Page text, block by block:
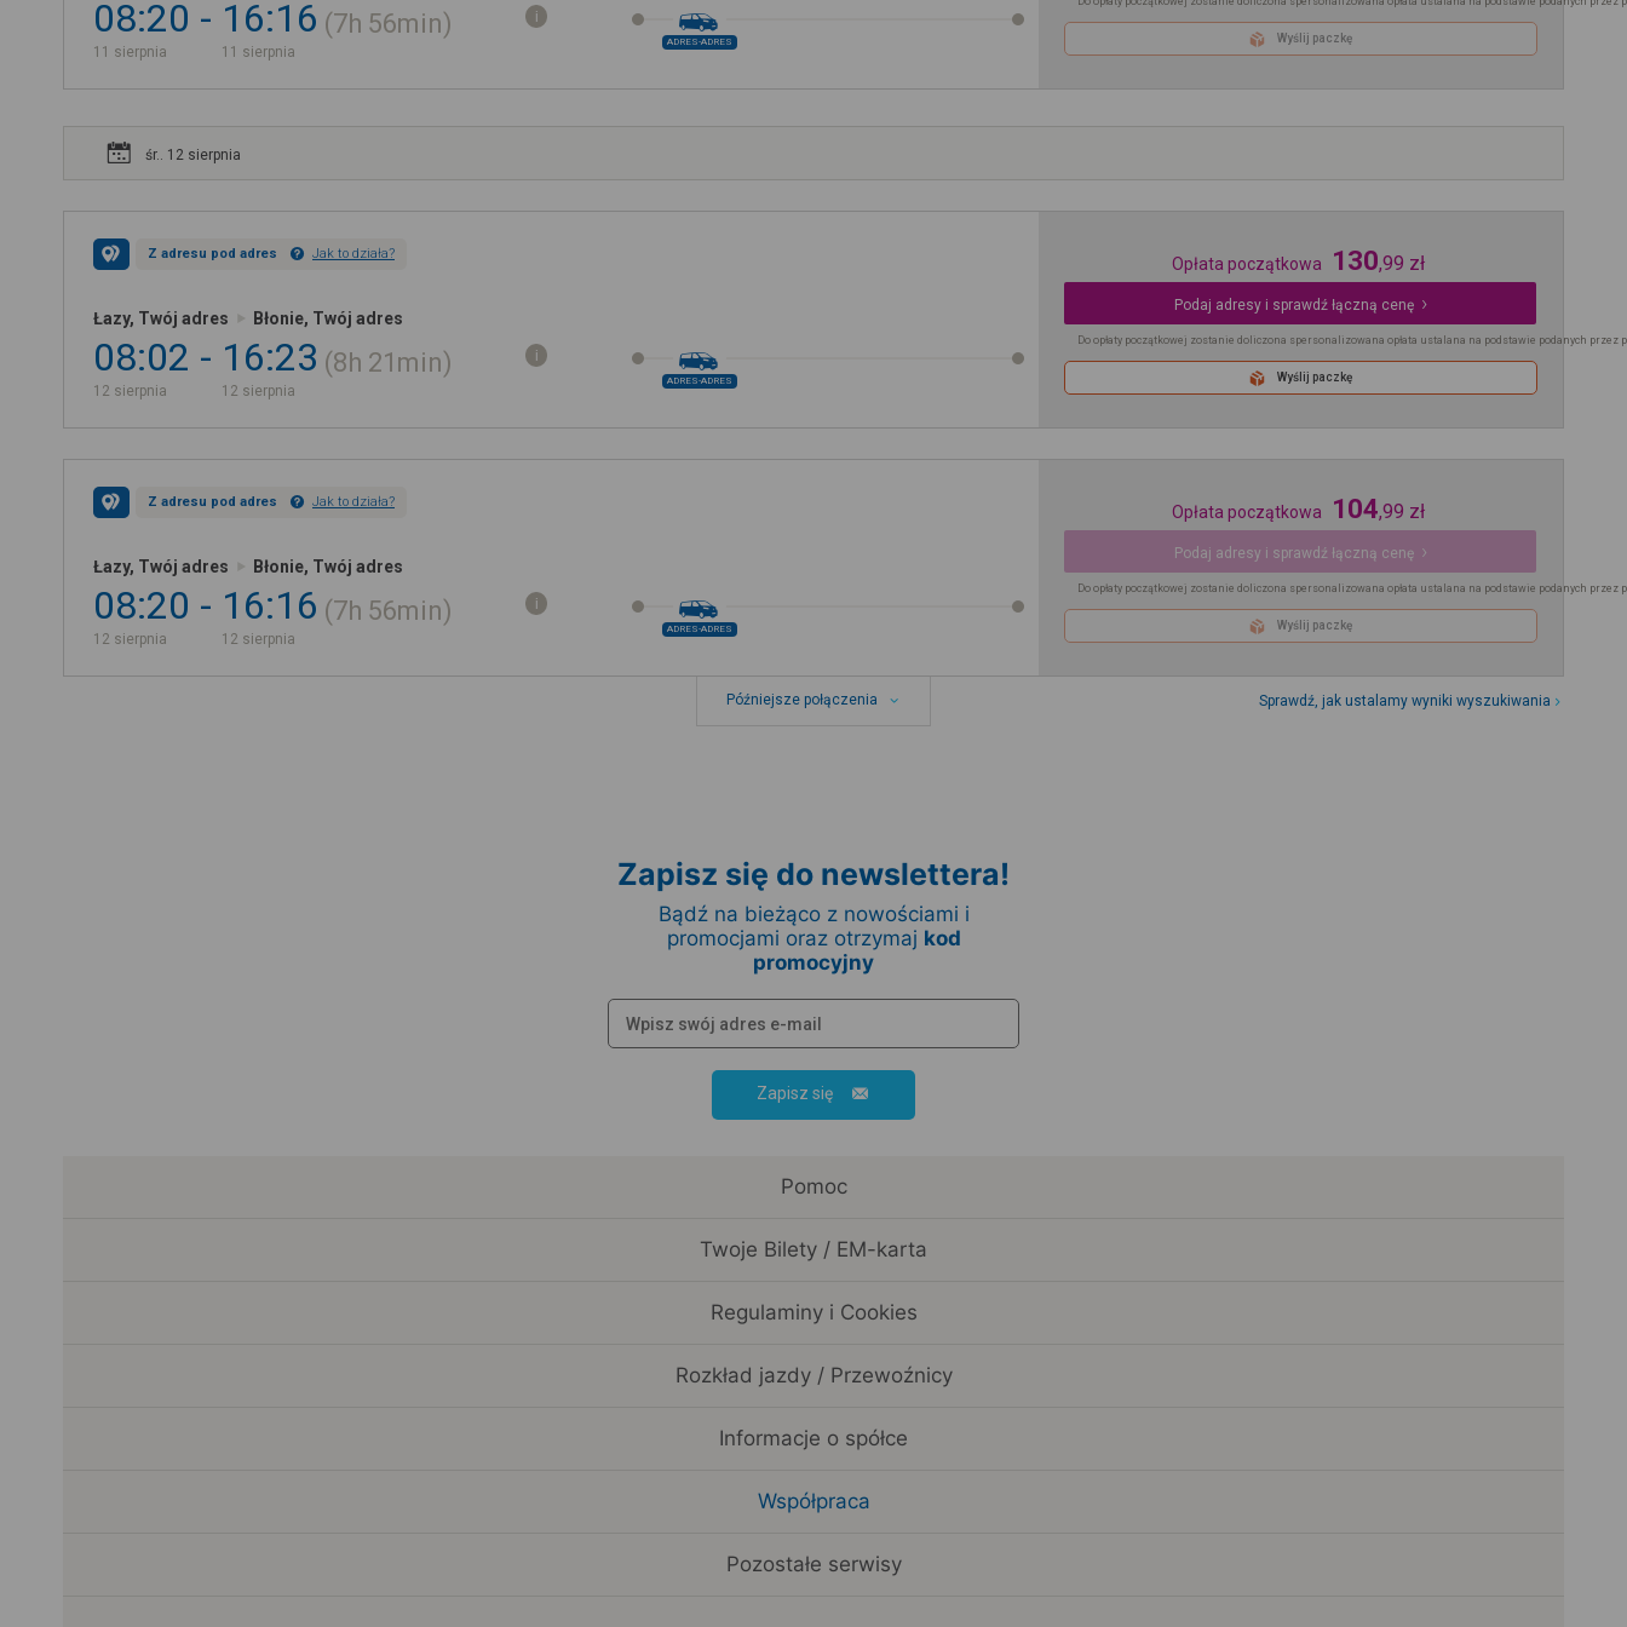
08:20
11 sierpnia
16:16
11 sierpnia
7h 56min
ADRES-ADRES Wyślij paczkę
śr.. 12 sierpnia
Z adresu pod adres Jak to działa?
Łazy, Twój adres Błonie, Twój adres
08:02
12 sierpnia
16:23
12 sierpnia
8h 21min
ADRES-ADRES
Opłata początkowa 130,99 zł
Podaj adresy i sprawdź łączną cenę
Do opłaty początkowej zostanie doliczona spersonalizowana opłata ustalana na podstawie podanych przez
Wyślij paczkę
Z adresu pod adres Jak to działa?
Łazy, Twój adres Błonie, Twój adres
08:20
12 sierpnia
16:16
12 sierpnia
7h 56min
ADRES-ADRES
Opłata początkowa 104,99 zł
Podaj adresy i sprawdź łączną cenę
Do opłaty początkowej zostanie doliczona spersonalizowana opłata ustalana na podstawie podanych przez
Wyślij paczkę
Późniejsze połączenia Sprawdź, jak ustalamy wyniki wyszukiwania
Zapisz się do newslettera!
Bądź na bieżąco z nowościami i
promocjami oraz otrzymaj kod
promocyjny
Zapisz się
Pomoc
Twoje Bilety / EM-karta
Regulaminy i Cookies
Rozkład jazdy / Przewoźnicy
Informacje o spółce
Współpraca
Pozostałe serwisy